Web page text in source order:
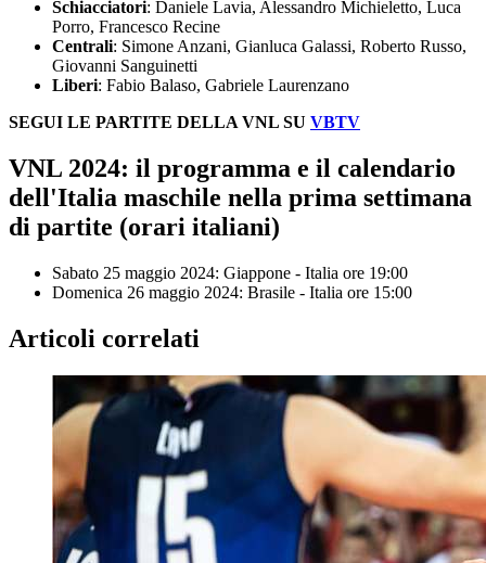
Schiacciatori: Daniele Lavia, Alessandro Michieletto, Luca
Porro, Francesco Recine
Centrali: Simone Anzani, Gianluca Galassi, Roberto Russo,
Giovanni Sanguinetti
Liberi: Fabio Balaso, Gabriele Laurenzano
SEGUI LE PARTITE DELLA VNL SU VBTV
VNL 2024: il programma e il calendario
dell'Italia maschile nella prima settimana
di partite (orari italiani)
Sabato 25 maggio 2024: Giappone - Italia ore 19:00
Domenica 26 maggio 2024: Brasile - Italia ore 15:00
Articoli correlati